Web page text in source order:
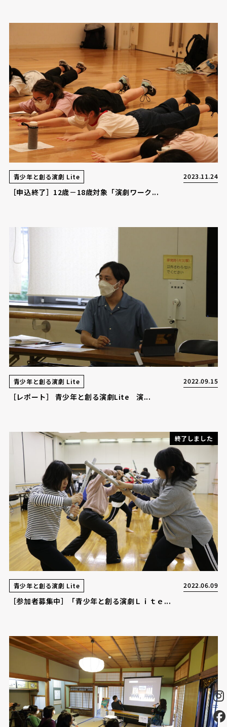
青少年と創る演劇 Lite 2023.11.24
［申込終了］12歳－18歳対象「演劇ワーク...
青少年と創る演劇 Lite 2022.09.15
［レポート］ 青少年と創る演劇Lite 演...
終了しました
青少年と創る演劇 Lite 2022.06.09
［参加者募集中］「青少年と創る演劇Ｌｉｔｅ...